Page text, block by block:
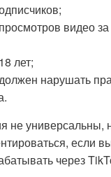
видео
лет;
нарушать
не универсальны,
если
через